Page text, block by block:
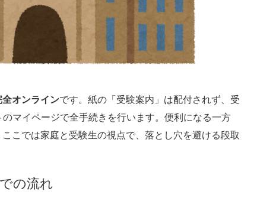
全オンラインです。紙の「受験案内」は配付されず、受
マイページで全手続きを行います。便利になる一方
こでは家庭と受験生の視点で、落とし穴を避ける段取
の流れ